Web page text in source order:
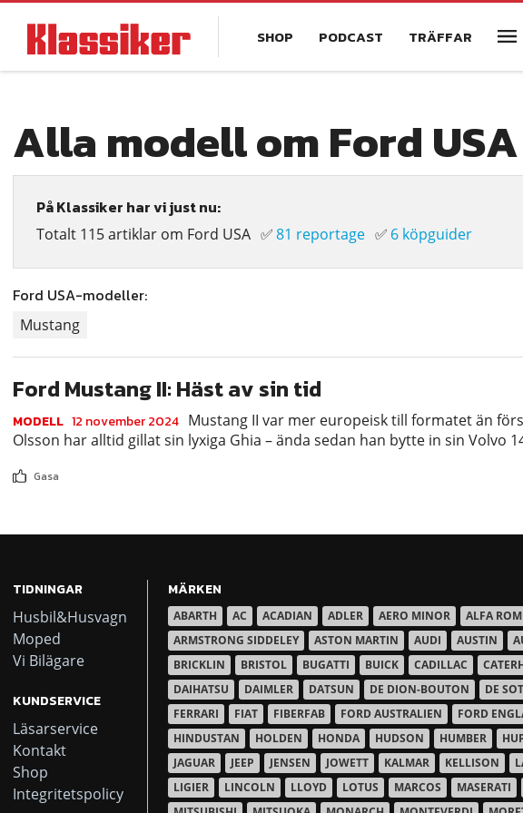
huvudinnehåll
navigation
SHOP PODCAST TRÄFFAR
Alla modell om Ford USA
På Klassiker har vi just nu:
Totalt 115 artiklar om Ford USA ✅81 reportage ✅ 6 köpguider
Ford USA-modeller:
Mustang
Ford Mustang II: Häst av sin tid
MODELL 12 november 2024 Mustang II var mer europeisk till formatet än
Olsson har alltid gillat sin lyxiga Ghia – ända sedan han bytte in sin Volvo
Gasa
TIDNINGAR
Husbil&Husvagn
Moped
Vi Bilägare
KUNDSERVICE
Läsarservice
Kontakt
Shop
Integritetspolicy
MÄRKEN
ABARTH AC ACADIAN ADLER AERO MINOR ALFA
ARMSTRONG SIDDELEY
ASTON MARTIN AUDI AUSTIN
BRICKLIN
BRISTOL BUGATTI BUICK CADILLAC
DAIHATSU
DAIMLER DATSUN DE DION-BOUTON DE
FERRARI
FIAT FIBERFAB FORD AUSTRALIEN FORD
HINDUSTAN
HOLDEN HONDA HUDSON HUMBER
JAGUAR
JEEP JENSEN JOWETT KALMAR KELLISON
LIGIER
LINCOLN LLOYD LOTUS MARCOS MASERATI